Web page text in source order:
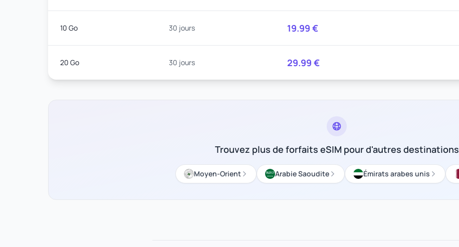
10 Go 30 jours 19.99 €
20 Go 30 jours 29.99 €
Trouvez plus de forfaits eSIM pour d'autres destinations
Moyen-Orient Arabie Saoudite Émirats arabes unis